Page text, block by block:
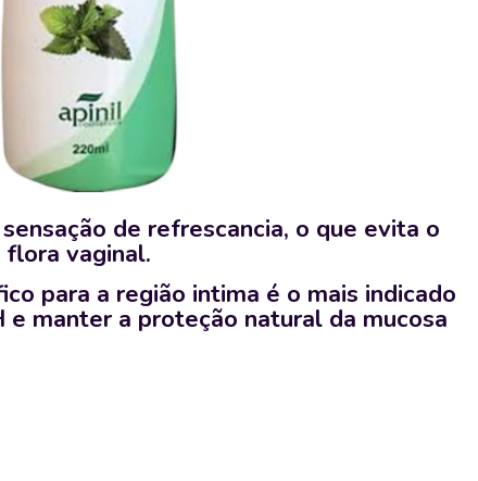
de refrescancia, o que evita o
vaginal.
para a região intima é o mais indicado
e manter a proteção natural da mucosa